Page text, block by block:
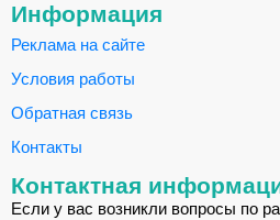
Информация
Реклама на сайте
Условия работы
Обратная связь
Контакты
Контактная
Если у вас возникли вопросы по